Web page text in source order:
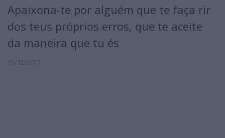
Apaixona-te por alguém que te faça rir
dos teus próprios erros, que te aceite
da maneira que tu és